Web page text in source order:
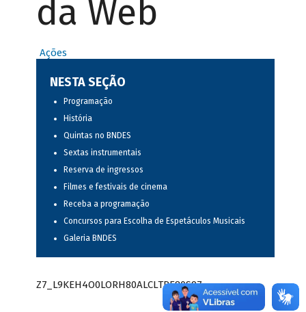
da Web
Ações
NESTA SEÇÃO
Programação
História
Quintas no BNDES
Sextas instrumentais
Reserva de ingressos
Filmes e festivais de cinema
Receba a programação
Concursos para Escolha de Espetáculos Musicais
Galeria BNDES
Z7_L9KEH4O0LORH80ALCLTPF80S97